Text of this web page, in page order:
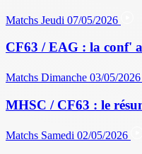
Matchs Jeudi 07/05/2026
CF63 / EAG : la conf'
Matchs Dimanche 03/05/2026
MHSC / CF63 : le
Matchs Samedi 02/05/2026